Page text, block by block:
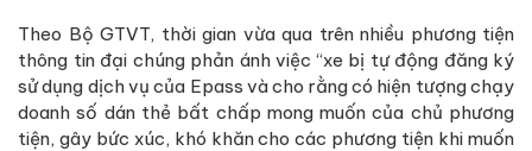
Theo Bộ GTVT, thời gian vừa qua trên nhiều phương tiện
thông tin đại chúng phản ánh việc “xe bị tự động đăng ký
sử dụng dịch vụ của Epass và cho rằng có hiện tượng chạy
doanh số dán thẻ bất chấp mong muốn của chủ phương
tiện, gây bức xúc, khó khăn cho các phương tiện khi muốn